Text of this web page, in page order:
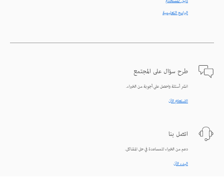
البرامج التعليمية
طرح سؤال على المجتمع
انشر أسئلة واحصل على أجوبة من الخبراء.
الاستعلام الآن
اتصل بنا
دعم من الخبراء للمساعدة في حل المشاكل.
البدء الآن